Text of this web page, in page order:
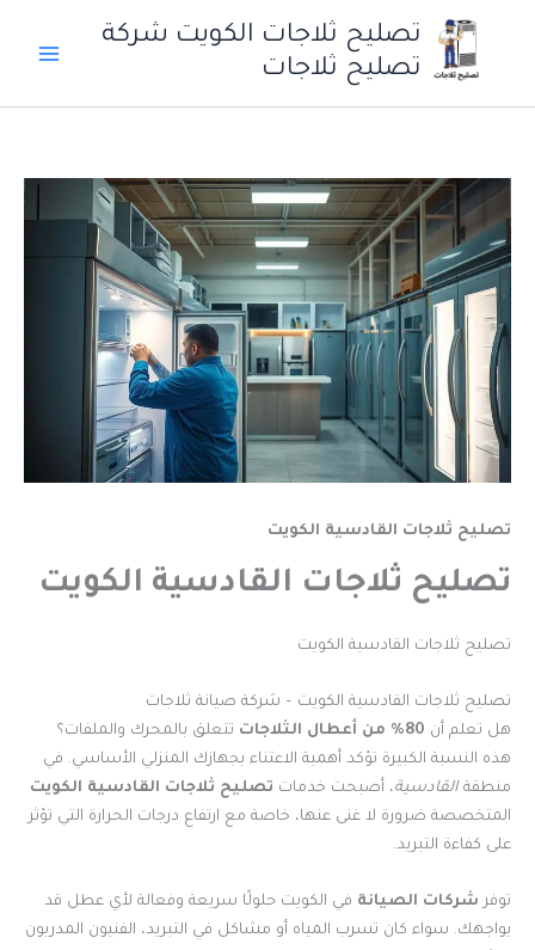
المحتوى
تصليح ثلاجات الكويت شركة
تصليح ثلاجات
تصليح ثلاجات القادسية الكويت
تصليح ثلاجات القادسية الكويت
تصليح ثلاجات القادسية الكويت
تصليح ثلاجات القادسية الكويت – شركة صيانة ثلاجات
هل تعلم أن 80% من أعطال الثلاجات
تتعلق بالمحرك والملفات؟
هذه النسبة الكبيرة تؤكد أهمية الاعتناء بجهازك المنزلي الأساسي. في
منطقة القادسية، أصبحت خدمات تصليح ثلاجات القادسية الكويت
المتخصصة ضرورة لا غنى عنها، خاصة مع ارتفاع درجات الحرارة التي تؤثر
على كفاءة التبريد.
توفر شركات الصيانة في الكويت حلولًا سريعة وفعالة لأي عطل قد
يواجهك. سواء كان تسرب المياه أو مشاكل في التبريد، الفنيون المدربون